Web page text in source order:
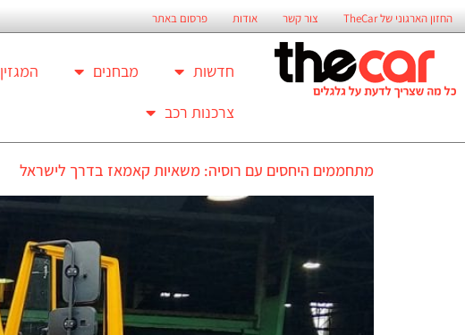
החזון הארגוני של TheCar צור קשר אודות פרסום באתר
חדשות מבחנים המגזין
צרכנות רכב
מתחממים היחסים עם רוסיה: משאיות קאמאז בדרך לישראל